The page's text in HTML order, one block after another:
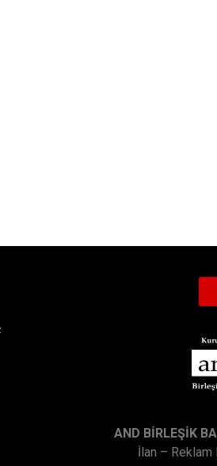
AND BİRLEŞİK
İlan – Reklam